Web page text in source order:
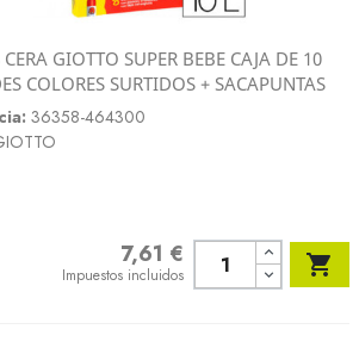
 Vista rápida
CERA GIOTTO SUPER BEBE CAJA DE 10
COLORES SURTIDOS + SACAPUNTAS
36358-464300
7,61 €
Impuestos incluidos 